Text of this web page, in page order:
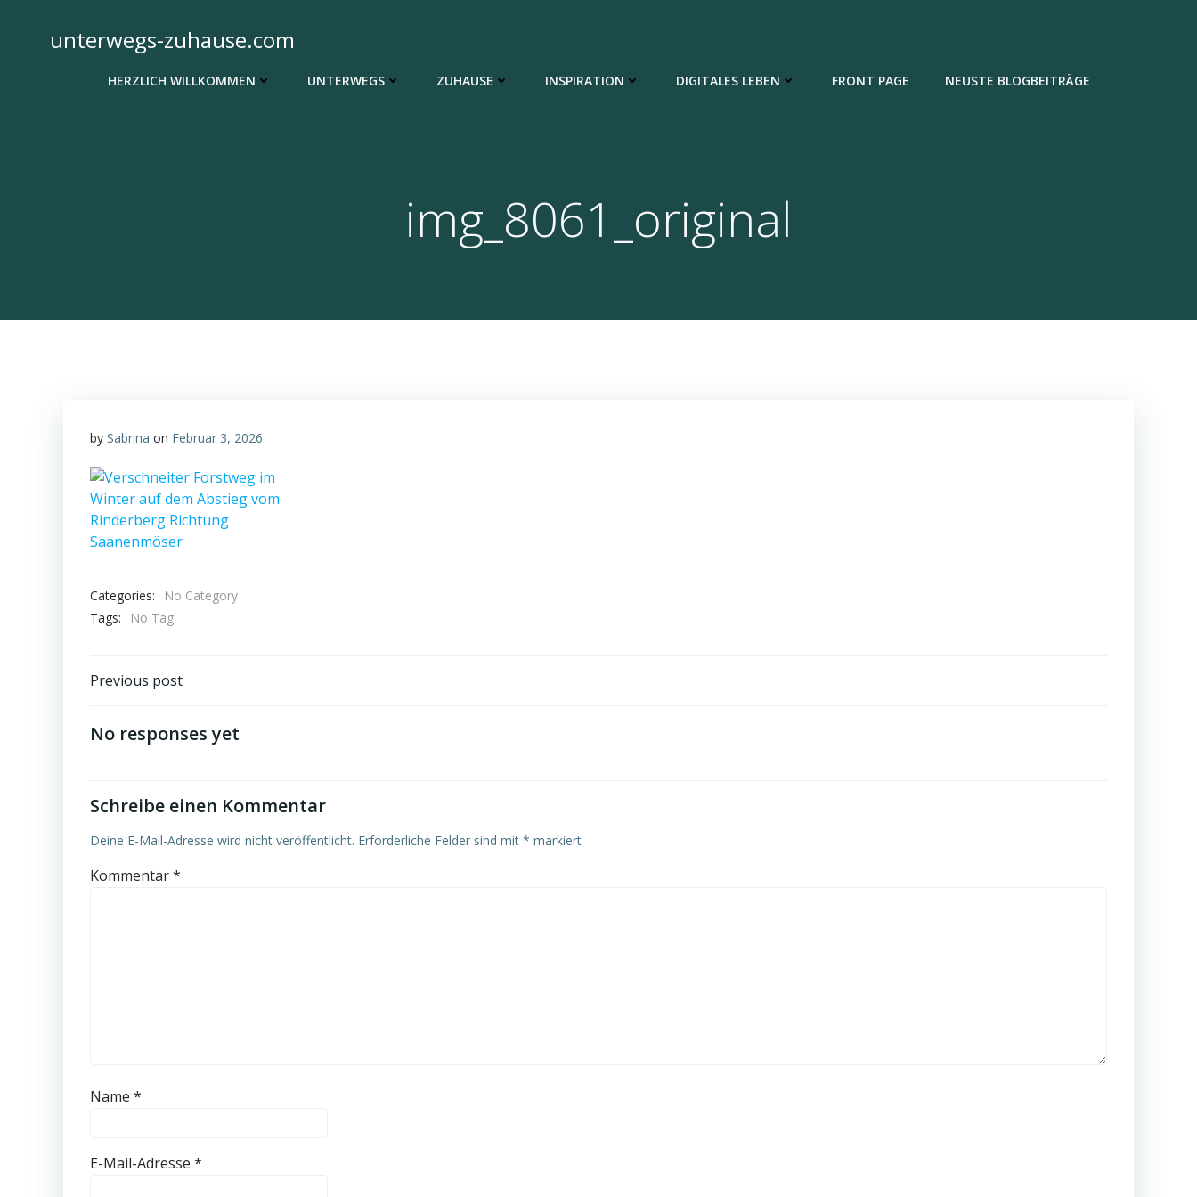
springenunterwegs-zuhause.com
HERZLICH WILLKOMMEN UNTERWEGS ZUHAUSE INSPIRATION DIGITALES LEBEN FRONT PAGE NEUSTE BLOGBEITRÄGE
img_8061_original
by Sabrina on Februar 3, 2026
Categories:
No Category
Tags:
No Tag
Post
navigation
Previous post
No responses yet
Schreibe einen Kommentar
Deine E-Mail-Adresse wird nicht veröffentlicht. Erforderliche Felder sind mit * markiert
Kommentar*
Name *
E-Mail-Adresse *